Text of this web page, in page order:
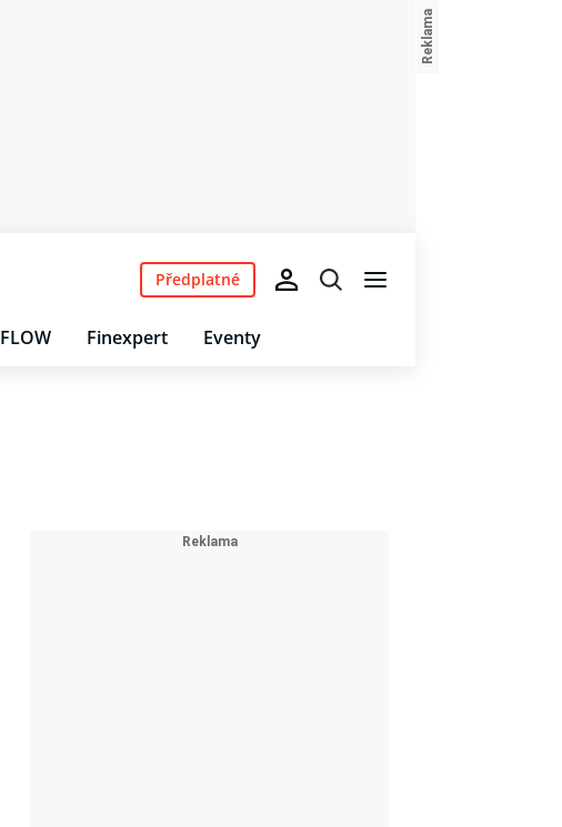
FLOW Finexpert Eventy
Předplatné